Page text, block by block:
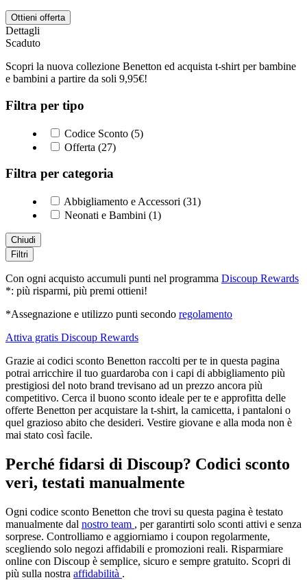
Ottieni offerta
Dettagli
Scaduto
Scopri la nuova collezione Benetton ed acquista t-shirt per bambine
e bambini a partire da soli 9,95€!
Filtra per tipo
Codice Sconto (5)
Offerta (27)
Filtra per categoria
Abbigliamento e Accessori (31)
Neonati e Bambini (1)
Chiudi
Filtri
Con ogni acquisto accumuli punti nel programma Discoup Rewards
*: più risparmi, più premi ottieni!
*Assegnazione e utilizzo punti secondo regolamento
Attiva gratis Discoup Rewards
Grazie ai codici sconto Benetton raccolti per te in questa pagina
potrai arricchire il tuo guardaroba con i capi di abbigliamento più
prestigiosi del noto brand trevisano ad un prezzo ancora più
competitivo. Cerca il buono sconto ideale per te e approfitta delle
offerte Benetton per acquistare la t-shirt, la camicetta, i pantaloni o
quel grazioso abito che desideri. Vestire giovane e alla moda non è
mai stato così facile.
Perché fidarsi di Discoup? Codici sconto
veri, testati manualmente
Ogni codice sconto Benetton che trovi su questa pagina è testato
manualmente dal nostro team , per garantirti solo sconti attivi e senza
sorprese. Controlliamo e aggiorniamo i coupon regolarmente,
scegliendo solo negozi affidabili e promozioni reali. Risparmiare
online con Discoup è semplice, sicuro e sempre gratuito. Scopri di
più sulla nostra affidabilità .